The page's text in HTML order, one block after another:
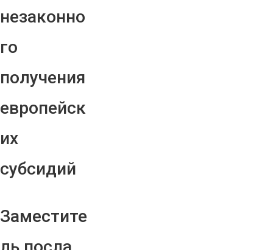
незаконно
го
получения
европейск
их
субсидий
Заместите